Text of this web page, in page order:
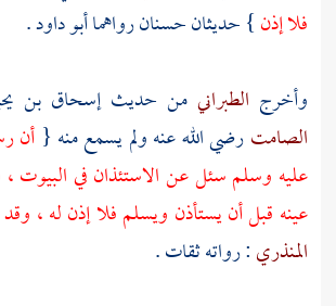
فلا إذن} حديثان حسنان رواهماأبو داود.
وأخرج الطبرانيمن حديثإسحاق بن
الصامترضي الله عنه ولم يسمع منه { أن
عليه وسلم سئل عن الاستئذان في
عينه قبل أن يستأذن ويسلم فلا إذن له ،
المنذري: رواته ثقات .